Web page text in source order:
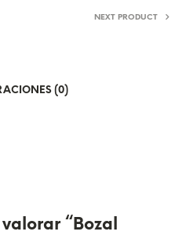
NEXT PRODUCT
(0)
“Bozal